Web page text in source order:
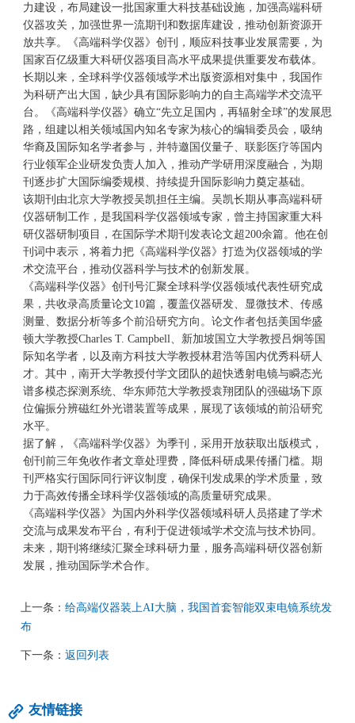
力建设，布局建设一批国家重大科技基础设施，加强高端科研
仪器攻关，加强世界一流期刊和数据库建设，推动创新资源开
放共享。《高端科学仪器》创刊，顺应科技事业发展需要，为
国家百亿级重大科研仪器项目高水平成果提供重要发布载体。
长期以来，全球科学仪器领域学术出版资源相对集中，我国作
为科研产出大国，缺少具有国际影响力的自主高端学术交流平
台。《高端科学仪器》确立“先立足国内，再辐射全球”的发展思
路，组建以相关领域国内知名专家为核心的编辑委员会，吸纳
华裔及国际知名学者参与，并特邀国仪量子、联影医疗等国内
行业领军企业研发负责人加入，推动产学研用深度融合，为期
刊逐步扩大国际编委规模、持续提升国际影响力奠定基础。
该期刊由北京大学教授吴凯担任主编。吴凯长期从事高端科研
仪器研制工作，是我国科学仪器领域专家，曾主持国家重大科
研仪器研制项目，在国际学术期刊发表论文超200余篇。他在创
刊词中表示，将着力把《高端科学仪器》打造为仪器领域的学
术交流平台，推动仪器科学与技术的创新发展。
《高端科学仪器》创刊号汇聚全球科学仪器领域代表性研究成
果，共收录高质量论文10篇，覆盖仪器研发、显微技术、传感
测量、数据分析等多个前沿研究方向。论文作者包括美国华盛
顿大学教授Charles T. Campbell、新加坡国立大学教授吕炯等国
际知名学者，以及南方科技大学教授林君浩等国内优秀科研人
才。其中，南开大学教授付学文团队的超快透射电镜与瞬态光
谱多模态探测系统、华东师范大学教授袁翔团队的强磁场下原
位偏振分辨磁红外光谱装置等成果，展现了该领域的前沿研究
水平。
据了解，《高端科学仪器》为季刊，采用开放获取出版模式，
创刊前三年免收作者文章处理费，降低科研成果传播门槛。期
刊严格实行国际同行评议制度，确保刊发成果的学术质量，致
力于高效传播全球科学仪器领域的高质量研究成果。
《高端科学仪器》为国内外科学仪器领域科研人员搭建了学术
交流与成果发布平台，有利于促进领域学术交流与技术协同。
未来，期刊将继续汇聚全球科研力量，服务高端科研仪器创新
发展，推动国际学术合作。
上一条：给高端仪器装上AI大脑，我国首套智能双束电镜系统发
布
下一条：返回列表
 友情链接